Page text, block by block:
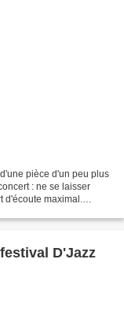
pièce d'un peu plus
: ne se laisser
d'écoute maximal.
D'Jazz